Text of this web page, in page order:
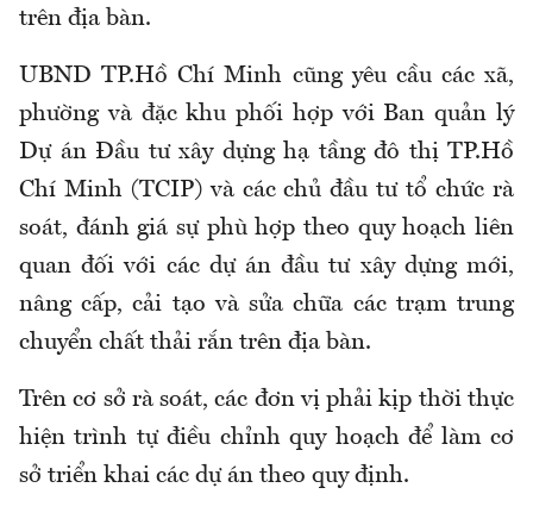
trên địa bàn.
UBND TP.Hồ Chí Minh cũng yêu cầu các xã,
phường và đặc khu phối hợp với Ban quản lý
Dự án Đầu tư xây dựng hạ tầng đô thị TP.Hồ
Chí Minh (TCIP) và các chủ đầu tư tổ chức rà
soát, đánh giá sự phù hợp theo quy hoạch liên
quan đối với các dự án đầu tư xây dựng mới,
nâng cấp, cải tạo và sửa chữa các trạm trung
chuyển chất thải rắn trên địa bàn.
Trên cơ sở rà soát, các đơn vị phải kịp thời thực
hiện trình tự điều chỉnh quy hoạch để làm cơ
sở triển khai các dự án theo quy định.